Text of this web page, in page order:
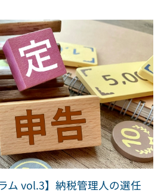
ム vol.3】納税管理人の選任